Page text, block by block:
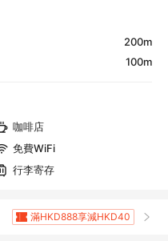
200m
100m
咖啡店
免費WiFi
行李寄存
滿HKD888享減HKD40